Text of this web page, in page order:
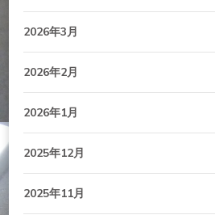
2026年3月
2026年2月
2026年1月
2025年12月
2025年11月